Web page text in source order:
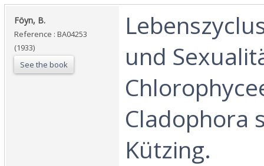
‎Föyn, B.‎
Reference : BA04253
(1933)
See the book
und
Cladophora
Kützing.‎